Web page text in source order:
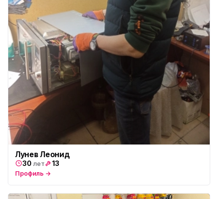
ю ул. Будапештская, 87-3
ю
Юмедиа Сервис в Колпино
ул. Тверская 60, Колпино
ю
Юмедиа во Всеволожске
пр. Христиновский 28, Всеволожск
Лунев Леонид
30 лет 13
Профиль →